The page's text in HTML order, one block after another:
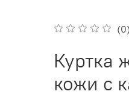
(0)
Куртка
кожи с